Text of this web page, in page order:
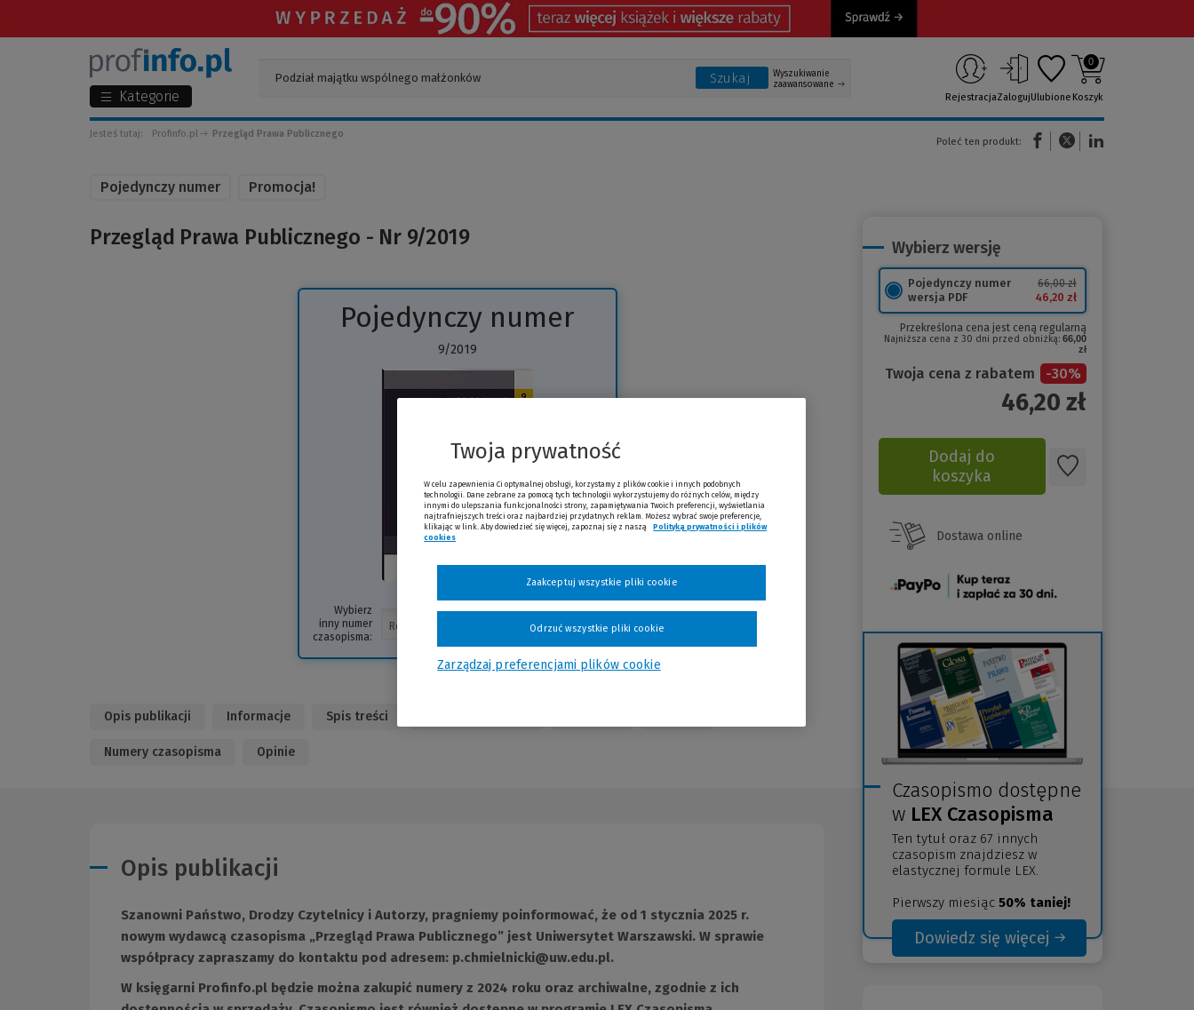
Kategorie
Szukaj
Wyszukiwanie
zaawansowane
RejestracjaZalogujUlubione
0
Koszyk
Jesteś tutaj: Profinfo.pl Przegląd Prawa Publicznego
Poleć ten produkt:
(Nowe okno)(Link do innej strony)
Pojedynczy numer Promocja!
Przegląd Prawa Publicznego - Nr 9/2019
Pojedynczy numer
9/2019
do
Wybierz
inny numer
czasopisma:
Opis publikacji Informacje Spis treści
Numery czasopisma Opinie
Opis publikacji
Szanowni Państwo, Drodzy Czytelnicy i Autorzy, pragniemy poinformować, że od 1 stycznia 2025 r.
nowym wydawcą czasopisma „Przegląd Prawa Publicznego” jest Uniwersytet Warszawski. W sprawie
współpracy zapraszamy do kontaktu pod adresem: p.chmielnicki@uw.edu.pl(Nowe
okno)
.
W księgarni Profinfo.pl będzie można zakupić numery z 2024 roku oraz archiwalne, zgodnie z ich
Wybierz wersję
Pojedynczy numer
wersja PDF
66,00 zł
46,20 zł
Przekreślona cena jest ceną regularną
Najniższa cena z 30 dni przed obniżką: 66,00
zł
Twoja cena z rabatem -30%
46,20 zł
Dodaj do
koszyka
Dostawa online
(Nowe
Czasopismo dostępne
w LEX Czasopisma
Ten tytuł oraz 67 innych
czasopism znajdziesz w
elastycznej formule LEX.
Pierwszy miesiąc 50% taniej!
Dowiedz się więcej
(Nowe
(Link
Twoja prywatność
W celu zapewnienia Ci optymalnej obsługi, korzystamy z plików cookie i innych podobnych
technologii. Dane zebrane za pomocą tych technologii wykorzystujemy do różnych celów, między
innymi do ulepszania funkcjonalności strony, zapamiętywania Twoich preferencji, wyświetlania
najtrafniejszych treści oraz najbardziej przydatnych reklam. Możesz wybrać swoje preferencje,
klikając w link. Aby dowiedzieć się więcej, zapoznaj się z naszą
Polityką prywatności i plików
cookies
Zarządzaj preferencjami plików cookie
Odrzuć wszystkie pliki cookie
Zaakceptuj wszystkie pliki cookie